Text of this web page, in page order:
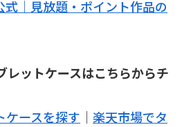
式｜見放題・ポイント作品の
レットケースはこちらからチ
ースを探す ｜ 楽天市場でタ